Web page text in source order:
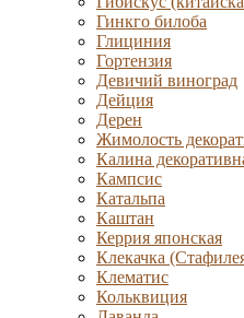
Гинкго билоба
Глициния
Гортензия
Девичий виноград
Дейция
Дерен
Жимолость
Калина
Кампсис
Катальпа
Каштан
Керрия японская
Клекачка
Клематис
Кольквиция